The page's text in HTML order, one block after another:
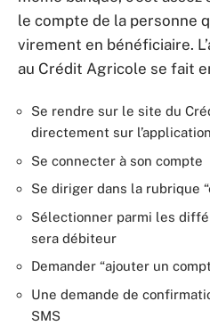
le compte de la personne
virement en bénéficiaire.
au Crédit Agricole se fait
Se rendre sur le site du
directement sur l’application
Se connecter à son compte
Se diriger dans la rubrique
Sélectionner parmi les
sera débiteur
Demander “ajouter un
Une demande de
SMS